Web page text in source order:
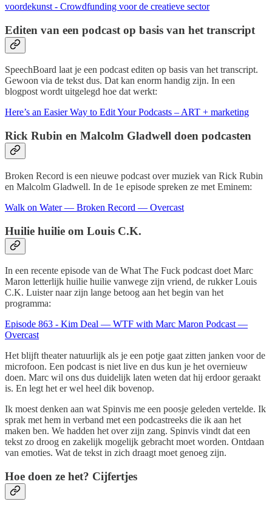
voordekunst - Crowdfunding voor de creatieve sector
Editen van een podcast op basis van het transcript
SpeechBoard laat je een podcast editen op basis van het transcript.
Gewoon via de tekst dus. Dat kan enorm handig zijn. In een
blogpost wordt uitgelegd hoe dat werkt:
Here’s an Easier Way to Edit Your Podcasts – ART + marketing
Rick Rubin en Malcolm Gladwell doen podcasten
Broken Record is een nieuwe podcast over muziek van Rick Rubin
en Malcolm Gladwell. In de 1e episode spreken ze met Eminem:
Walk on Water — Broken Record — Overcast
Huilie huilie om Louis C.K.
In een recente episode van de What The Fuck podcast doet Marc
Maron letterlijk huilie huilie vanwege zijn vriend, de rukker Louis
C.K. Luister naar zijn lange betoog aan het begin van het
programma:
Episode 863 - Kim Deal — WTF with Marc Maron Podcast —
Overcast
Het blijft theater natuurlijk als je een potje gaat zitten janken voor de
microfoon. Een podcast is niet live en dus kun je het overnieuw
doen. Marc wil ons dus duidelijk laten weten dat hij erdoor geraakt
is. En legt het er wel heel dik bovenop.
Ik moest denken aan wat Spinvis me een poosje geleden vertelde. Ik
sprak met hem in verband met een podcastreeks die ik aan het
maken ben. We hadden het over zijn zang. Spinvis vindt dat een
tekst zo droog en zakelijk mogelijk gebracht moet worden. Ontdaan
van emoties. Wat de tekst in zich draagt moet genoeg zijn.
Hoe doen ze het? Cijfertjes